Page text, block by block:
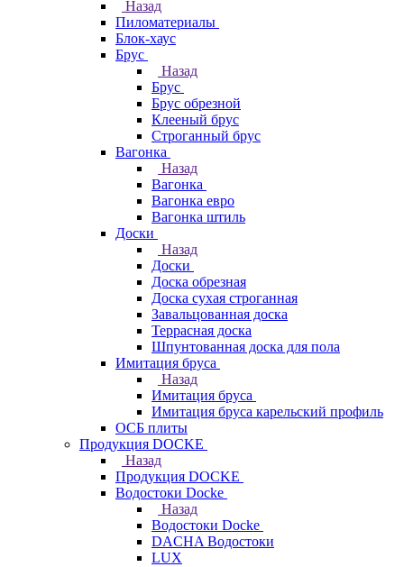
Назад
Пиломатериалы
Блок-хаус
Брус
Назад
Брус
Брус обрезной
Клееный брус
Строганный брус
Вагонка
Назад
Вагонка
Вагонка евро
Вагонка штиль
Доски
Назад
Доски
Доска обрезная
Доска сухая строганная
Завальцованная доска
Террасная доска
Шпунтованная доска для пола
Имитация бруса
Назад
Имитация бруса
Имитация бруса карельский профиль
ОСБ плиты
Продукция DOCKE
Назад
Продукция DOCKE
Водостоки Docke
Назад
Водостоки Docke
DACHA Водостоки
LUX